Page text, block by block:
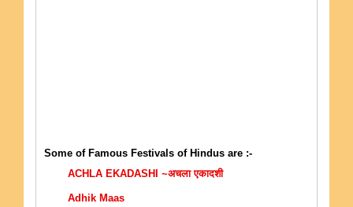
Some of Famous Festivals of Hindus are :-
ACHLA EKADASHI ~अचला एकादशी
Adhik Maas